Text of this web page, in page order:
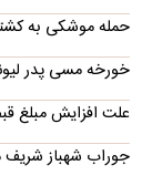
حمله موشکی به
خورخه مسی پدر
علت افزایش مبلغ
جوراب‌ شهباز شریف